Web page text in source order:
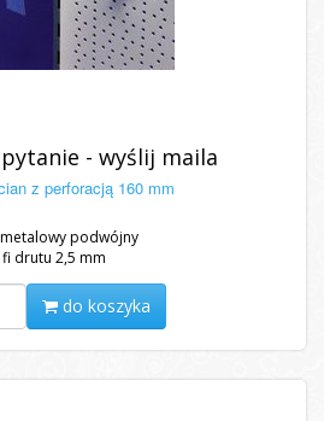
- wyślij maila
z perforacją 160 mm
podwójny
fi drutu 2,5 mm
do koszyka